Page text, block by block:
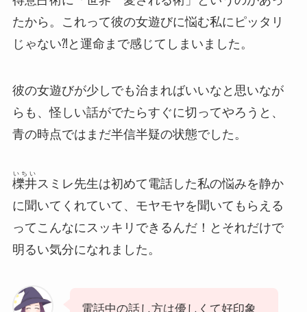
たから。これって彼の女遊びに悩む私にピッタリ
じゃない⁈と運命まで感じてしまいました。
彼の女遊びが少しでも治まればいいなと思いなが
らも、怪しい話がでたらすぐに切ってやろうと、
青の時点ではまだ半信半疑の状態でした。
櫟井
いちい
スミレ先生は初めて電話した私の悩みを静か
に聞いてくれていて、モヤモヤを聞いてもらえる
って こんなにスッキリできるんだ！とそれだけで
明るい気分になれました。
電話中の話し方は優しくて好印象